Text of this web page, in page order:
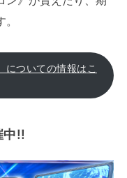
についての情報はこ
中!!